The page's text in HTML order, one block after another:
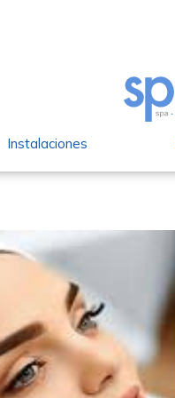
Instalaciones